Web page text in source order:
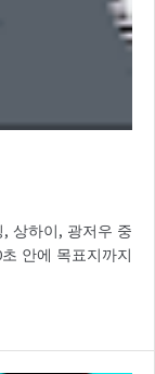
, 상하이, 광저우 중
안에 목표지까지